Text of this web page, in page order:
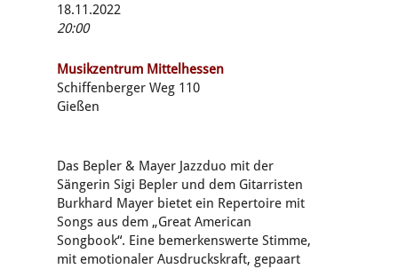
18.11.2022
20:00
Musikzentrum Mittelhessen
Schiffenberger Weg 110
Gießen
Das Bepler & Mayer Jazzduo mit der
Sängerin Sigi Bepler und dem Gitarristen
Burkhard Mayer bietet ein Repertoire mit
Songs aus dem „Great American
Songbook“. Eine bemerkenswerte Stimme,
mit emotionaler Ausdruckskraft, gepaart